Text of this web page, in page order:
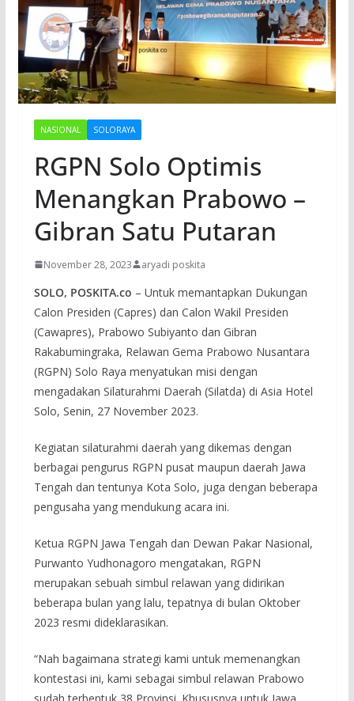
NASIONAL SOLORAYA
RGPN Solo Optimis
Menangkan Prabowo –
Gibran Satu Putaran
November 28, 2023 aryadi poskita
SOLO, POSKITA.co – Untuk memantapkan Dukungan
Calon Presiden (Capres) dan Calon Wakil Presiden
(Cawapres), Prabowo Subiyanto dan Gibran
Rakabumingraka, Relawan Gema Prabowo Nusantara
(RGPN) Solo Raya menyatukan misi dengan
mengadakan Silaturahmi Daerah (Silatda) di Asia Hotel
Solo, Senin, 27 November 2023.
Kegiatan silaturahmi daerah yang dikemas dengan
berbagai pengurus RGPN pusat maupun daerah Jawa
Tengah dan tentunya Kota Solo, juga dengan beberapa
pengusaha yang mendukung acara ini.
Ketua RGPN Jawa Tengah dan Dewan Pakar Nasional,
Purwanto Yudhonagoro mengatakan, RGPN
merupakan sebuah simbul relawan yang didirikan
beberapa bulan yang lalu, tepatnya di bulan Oktober
2023 resmi dideklarasikan.
“Nah bagaimana strategi kami untuk memenangkan
kontestasi ini, kami sebagai simbul relawan Prabowo